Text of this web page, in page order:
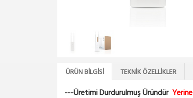
ÜRÜN BILGISI TEKNIK ÖZELLIKLER
---Üretimi Durdurulmuş ÜründürYerine